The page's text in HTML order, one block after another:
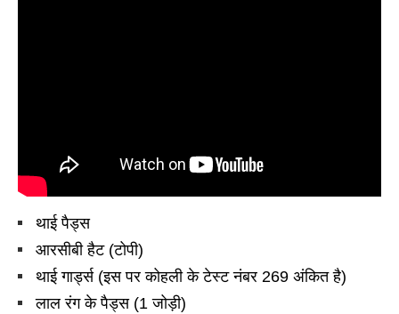
थाई पैड्स
आरसीबी हैट (टोपी)
थाई गार्ड्स (इस पर कोहली के टेस्ट नंबर 269 अंकित है)
लाल रंग के पैड्स (1 जोड़ी)